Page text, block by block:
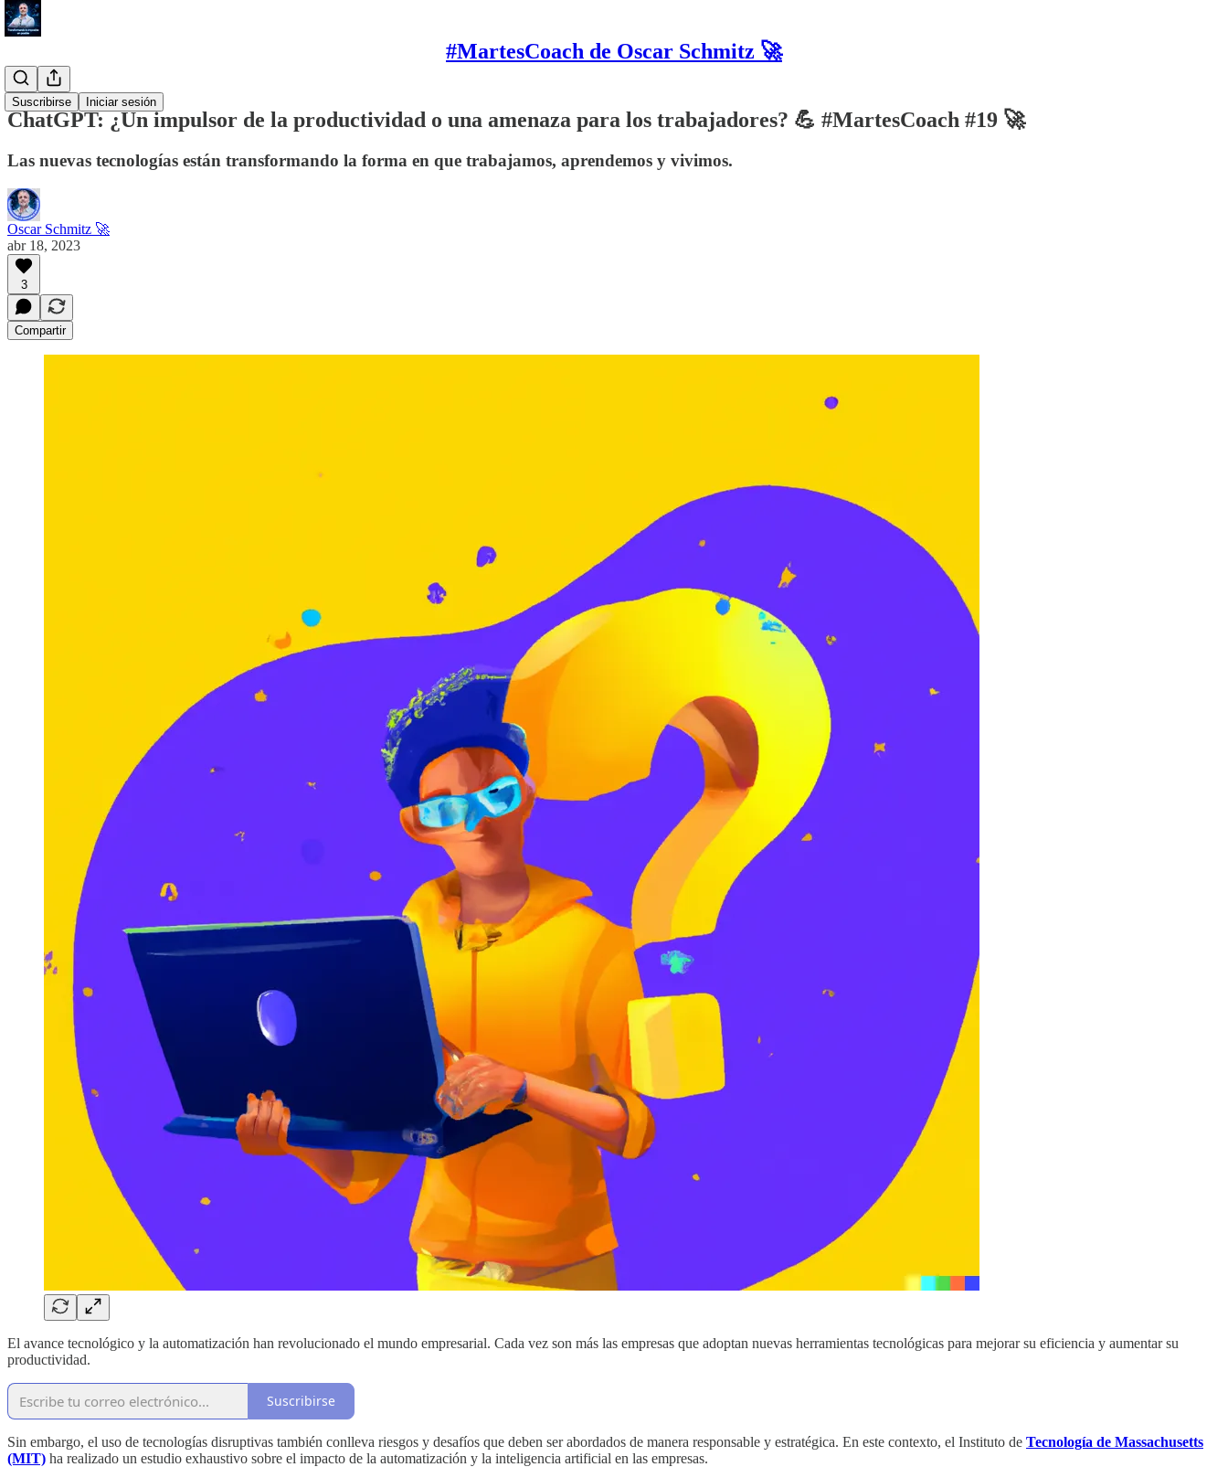
#MartesCoach de Oscar Schmitz 🚀
Suscribirse Iniciar sesión
#Tool
ChatGPT: ¿Un impulsor de la productividad o una amenaza para los trabajadores? 💪 #MartesCoach #19 🚀
Las nuevas tecnologías están transformando la forma en que trabajamos, aprendemos y vivimos.
Oscar Schmitz 🚀
abr 18, 2023
3
Compartir
El avance tecnológico y la automatización han revolucionado el mundo empresarial. Cada vez son más las empresas que adoptan nuevas herramientas tecnológicas para mejorar su eficiencia y aumentar su
productividad.
Suscribirse
Sin embargo, el uso de tecnologías disruptivas también conlleva riesgos y desafíos que deben ser abordados de manera responsable y estratégica. En este contexto, el Instituto de Tecnología de Massachusetts
(MIT) ha realizado un estudio exhaustivo sobre el impacto de la automatización y la inteligencia artificial en las empresas.